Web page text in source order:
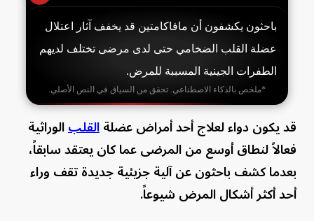
باحثون يكشفون أن مافاكامتين قد يخفف آثار اعتلال
عضلة القلب الضخامي حتى لدى مرضى تختلف لديهم
الطفرات الجينية المسببة للمرض.
*ملخص بالذكاء الاصطناعي. تحقق من السياق في النص الأصلي.
قد يكون دواء لعلاج أحد أمراض عضلةالقلبالوراثية
فعالاً لنطاق أوسع من المرضى عما كان يعتقد سابقاً،
بعدما كشف باحثون عن آلية جزيئية جديدة تقف وراء
أحد أكثر أشكال المرض شيوعاً.